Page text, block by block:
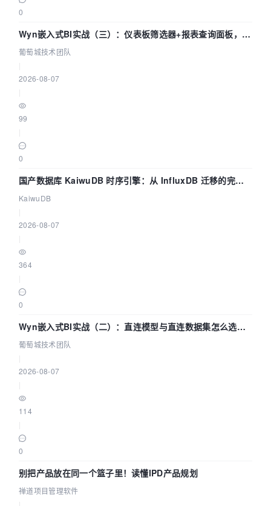
0
Wyn嵌入式BI实战（三）：仪表板筛选器+报表查询面板，参
数联动全闭环
葡萄城技术团队
2026-08-07
99
0
国产数据库 KaiwuDB 时序引擎：从 InfluxDB 迁移的完整
技术路径
KaiwuDB
2026-08-07
364
0
Wyn嵌入式BI实战（二）：直连模型与直连数据集怎么选，
参数为什么不生效？| 葡萄城技术团队
葡萄城技术团队
2026-08-07
114
0
别把产品放在同一个篮子里！读懂IPD产品规划
禅道项目管理软件